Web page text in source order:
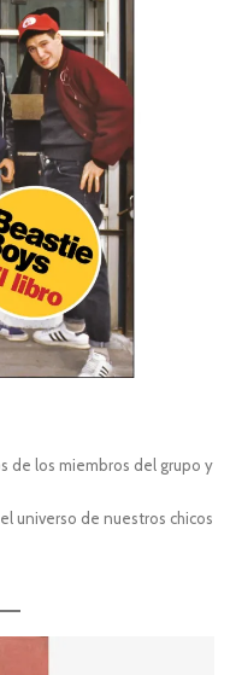
de los miembros del grupo y
universo de nuestros chicos